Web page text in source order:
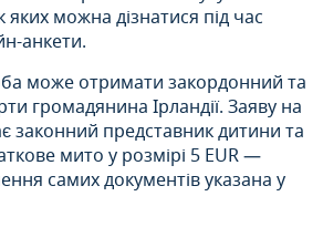
можна дізнатися під час
анкети.
може отримати закордонний та
громадянина Ірландії. Заяву на
законний представник дитини та
мито у розмірі 5 EUR —
самих документів указана у